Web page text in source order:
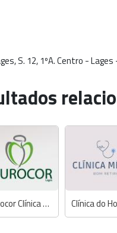
S. 12, 1ºA. Centro - Lages
Neurocor Clínica Cardiológica Clínica do